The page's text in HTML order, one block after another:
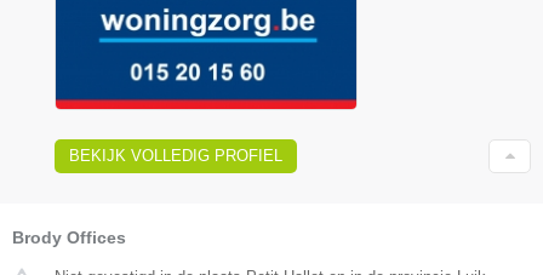
BEKIJK VOLLEDIG PROFIEL
Brody Offices